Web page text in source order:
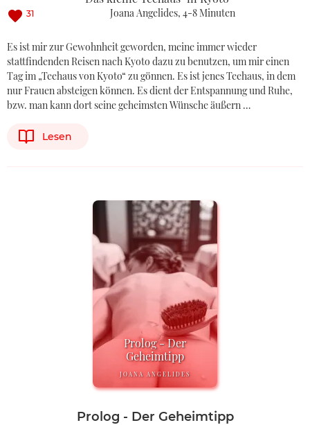
31 Joana Angelides 4-8 Minuten
Es ist mir zur Gewohnheit geworden, meine immer wieder
stattfindenden Reisen nach Kyoto dazu zu benutzen, um mir einen
Tag im „Teehaus von Kyoto“ zu gönnen. Es ist jenes Teehaus, in dem
nur Frauen absteigen können. Es dient der Entspannung und Ruhe,
bzw. man kann dort seine geheimsten Wünsche äußern …
Lesen
Prolog - Der
Geheimtipp
JOANA ANGELIDES
Prolog - Der Geheimtipp